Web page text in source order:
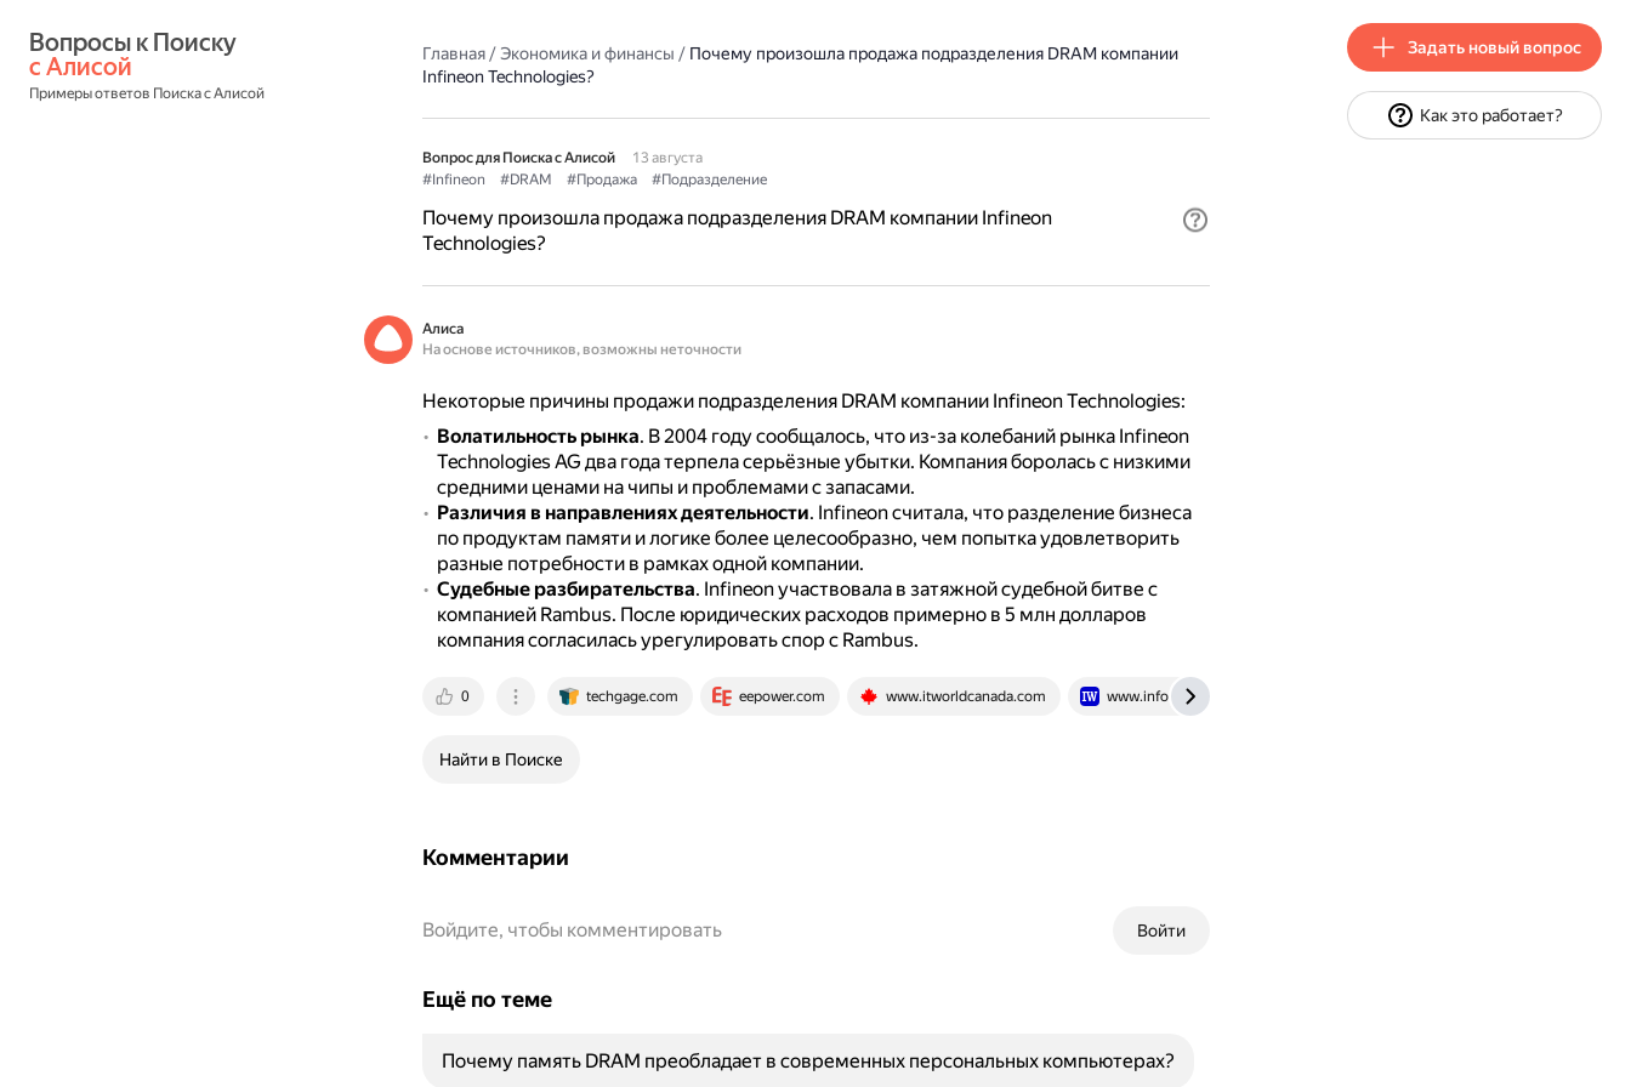
с Алисой
Примеры ответов Поиска с Алисой
Главная/Экономика и финансы / Почему произошла продажа подразделения DRAM компании
Infineon Technologies?
Вопрос для Поиска с Алисой
13 августа
#Infineon
#DRAM #Продажа #Подразделение
Почему произошла продажа подразделения DRAM компании Infineon
Technologies?
Алиса
На основе источников, возможны неточности
Некоторые причины продажи подразделения DRAM компании Infineon Technologies:
Волатильность рынка. В 2004 году сообщалось, что из-за колебаний рынка Infineon
Technologies AG два года терпела серьёзные убытки. Компания боролась с низкими
средними ценами на чипы и проблемами с запасами.
Различия в направлениях деятельности. Infineon считала, что разделение бизнеса
по продуктам памяти и логике более целесообразно, чем попытка удовлетворить
разные потребности в рамках одной компании.
Судебные разбирательства. Infineon участвовала в затяжной судебной битве с
компанией Rambus. После юридических расходов примерно в 5 млн долларов
компания согласилась урегулировать спор с Rambus.
0 techgage.com eepower.com www.itworldcanada.com www.infoworld.com
Найти в Поиске
Комментарии
Войти
Войдите, чтобы комментировать
Ещё по теме
Почему память DRAM преобладает в современных персональных компьютерах?
Задать новый вопрос
Как это работает?